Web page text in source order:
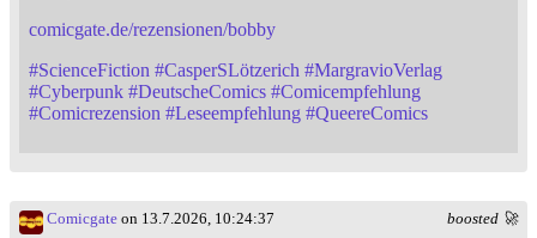
comicgate.de/rezensionen/bobby
#ScienceFiction #CasperSLötzerich #MargravioVerlag
#Cyberpunk #DeutscheComics #Comicempfehlung
#Comicrezension #Leseempfehlung #QueereComics
boosted 🚀
Comicgate on 13.7.2026, 10:24:37